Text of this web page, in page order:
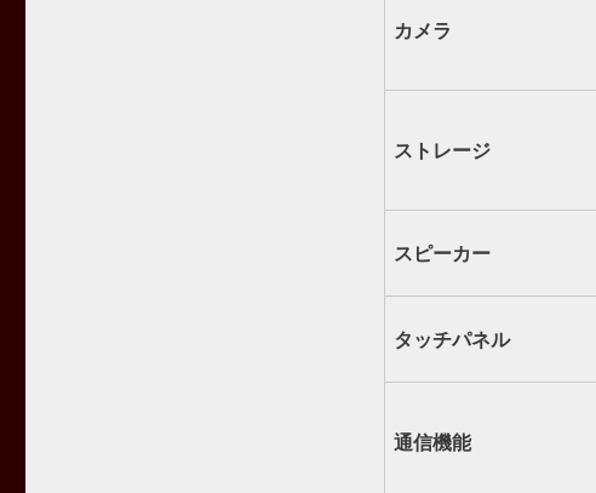
カメラ
ストレージ
スピーカー
タッチパネル
通信機能